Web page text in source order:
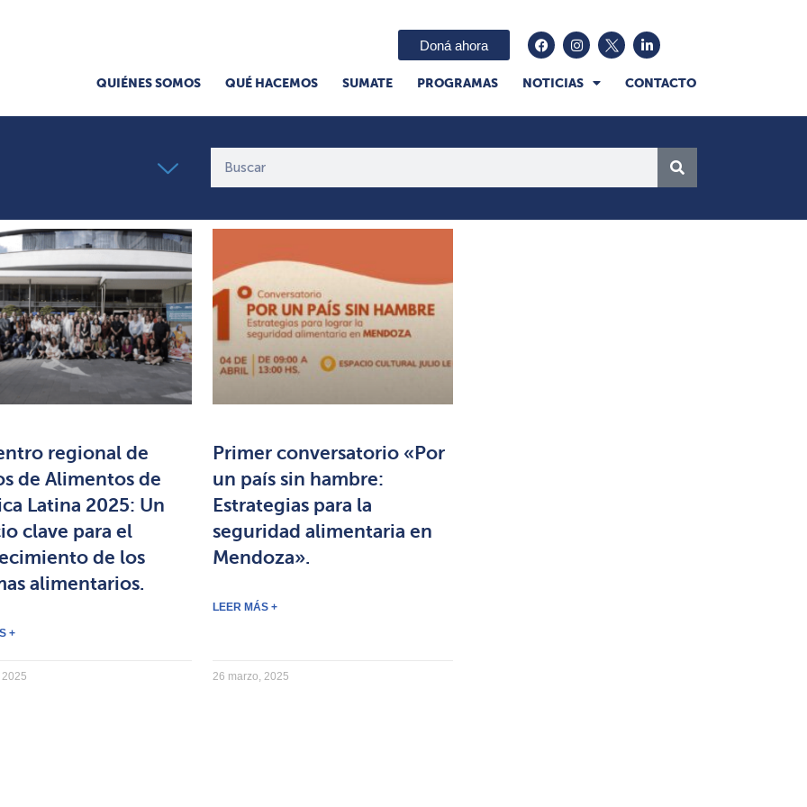
Doná ahora
QUIÉNES SOMOS QUÉ HACEMOS SUMATE PROGRAMAS NOTICIAS CONTACTO
regional de
de Alimentos de
Latina 2025: Un
clave para el
de los
alimentarios.
+
Primer conversatorio «Por
un país sin hambre:
Estrategias para la
seguridad alimentaria en
Mendoza».
LEER MÁS +
26 marzo, 2025